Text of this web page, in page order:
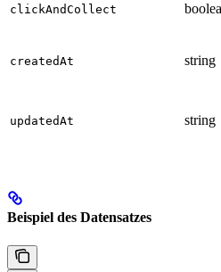
clickAndCollect
createdAt string
updatedAt string
Beispiel des Datensatzes